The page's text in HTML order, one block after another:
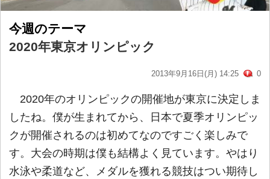
今週のテーマ
2020年東京オリンピック
2013年9月16日(月) 14:25 0
2020年のオリンピックの開催地が東京に決定しま
したね。僕が生まれてから、日本で夏季オリンピッ
クが開催されるのは初めてなのですごく楽しみで
す。大会の時期は僕も結構よく見ています。やはり
水泳や柔道など、メダルを獲れる競技はつい期待し